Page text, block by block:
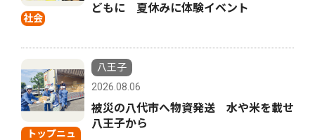
社会
どもに 夏休みに体験イベント
トップニュ
八王子
2026.08.06
被災の八代市へ物資発送 水や米を載せ
八王子から